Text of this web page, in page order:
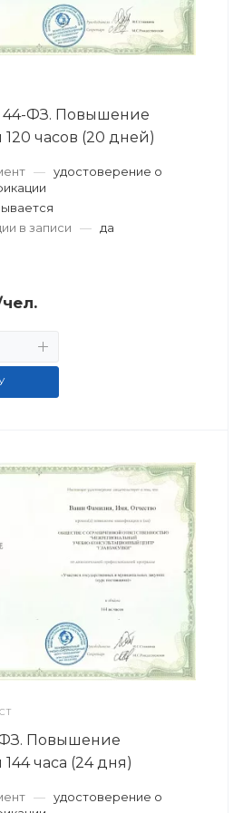
44-ФЗ. Повышение
часов (20 дней)
— удостоверение о
в записи
— да
Повышение
часа (24 дня)
— удостоверение о